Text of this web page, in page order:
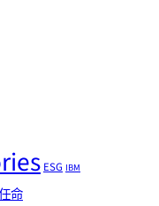
ESG IBM
命